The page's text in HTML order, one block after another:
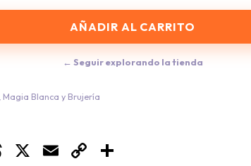
AÑADIR AL CARRITO
← Seguir explorando la tienda
, Magia Blanca y Brujería
Threads
X EmailCopy